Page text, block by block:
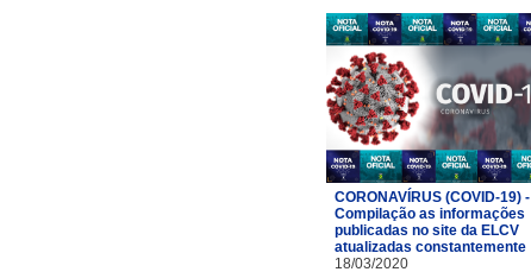
CORONAVÍRUS (COVID-19) -
Compilação as informações
publicadas no site da ELCV
atualizadas constantemente
18/03/2020